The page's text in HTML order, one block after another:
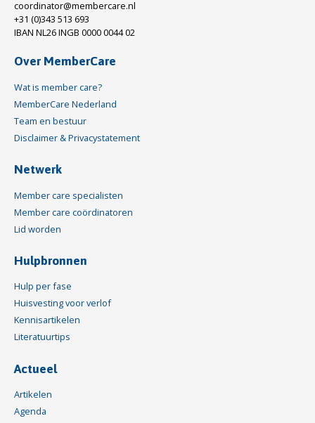
coordinator@membercare.nl
+31 (0)343 513 693
IBAN NL26 INGB 0000 0044 02
Over MemberCare
Wat is member care?
MemberCare Nederland
Team en bestuur
Disclaimer & Privacystatement
Netwerk
Member care specialisten
Member care coördinatoren
Lid worden
Hulpbronnen
Hulp per fase
Huisvesting voor verlof
Kennisartikelen
Literatuurtips
Actueel
Artikelen
Agenda